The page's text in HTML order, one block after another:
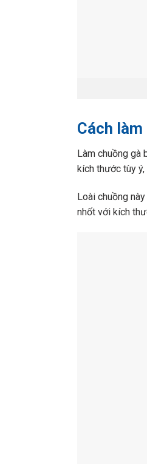
Cách
Làm chuồng gà
kích thước tùy
Loài chuồng
nhốt với kích